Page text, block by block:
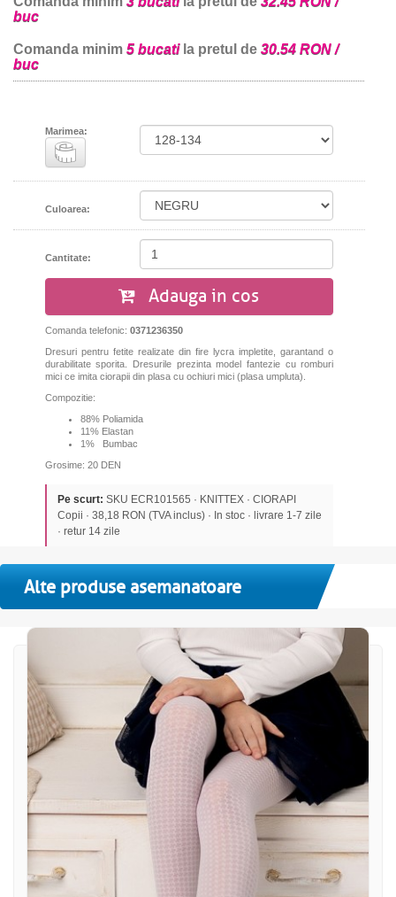
buc
Comanda minim 5 bucatila pretul de 30.54 RON /
buc
Marimea:
Culoarea:
Cantitate:
Adauga in cos
Comanda telefonic: 0371236350
Dresuri pentru fetite realizate dinfire lycra impletite, garantand o
durabilitate sporita.
Dresurile prezinta model fantezie cu romburi
mici ce imita ciorapii din plasa cu ochiuri mici (plasa umpluta).
Compozitie:
88% Poliamida
11% Elastan
1% Bumbac
Grosime: 20 DEN
Pe scurt: SKU ECR101565 · KNITTEX · CIORAPI
Copii · 38,18 RON (TVA inclus) · In stoc · livrare 1-7 zile
· retur 14 zile
Alte produse asemanatoare